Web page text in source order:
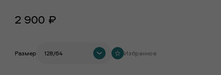
2 900 ₽
Размер 128/64 Избранное